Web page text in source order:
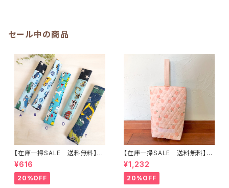
セール中の商品
【在庫一掃SALE 送料無料】も
こもこ水筒肩ひもカバー【はたら
く】 ★KS.10111314151617181
9 車 男の子 飛行機 くる
ま ｜通園通学用のかわいい巾
¥616
20%OFF
【在庫一掃SALE 送料無料】再
販/上靴入れ☆27×22マチ6cm
☆【ピーチ柄】 ★US.49 上履き
袋 上靴袋 桃 キルティング 裏
地付き ｜通園通学用のかわい
¥1,232
20%OFF